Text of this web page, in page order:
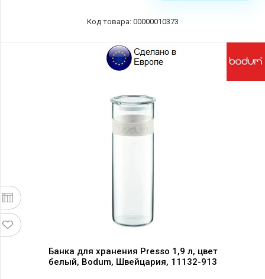
Код товара: 00000010373
Банка для хранения Presso 1,9 л, цвет
белый, Bodum, Швейцария, 11132-913